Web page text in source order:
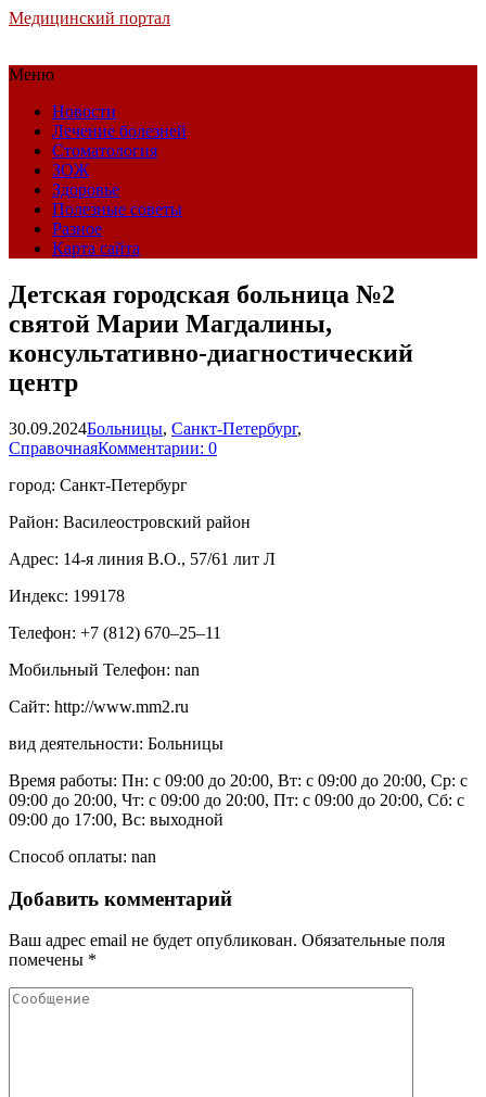
Медицинский портал
Меню
Новости
Лечение болезней
Стоматология
ЗОЖ
Здоровье
Полезные советы
Разное
Карта сайта
Детская городская больница №2
святой Марии Магдалины,
консультативно-диагностический
центр
30.09.2024Больницы, Санкт-Петербург,
СправочнаяКомментарии: 0
город: Санкт-Петербург
Район: Василеостровский район
Адрес: 14-я линия В.О., 57/61 лит Л
Индекс: 199178
Телефон: +7 (812) 670‒25‒11
Мобильный Телефон: nan
Сайт: http://www.mm2.ru
вид деятельности: Больницы
Время работы: Пн: с 09:00 до 20:00, Вт: с 09:00 до 20:00, Ср: с
09:00 до 20:00, Чт: с 09:00 до 20:00, Пт: с 09:00 до 20:00, Сб: с
09:00 до 17:00, Вс: выходной
Способ оплаты: nan
Добавить комментарий
Ваш адрес email не будет опубликован. Обязательные поля
помечены *